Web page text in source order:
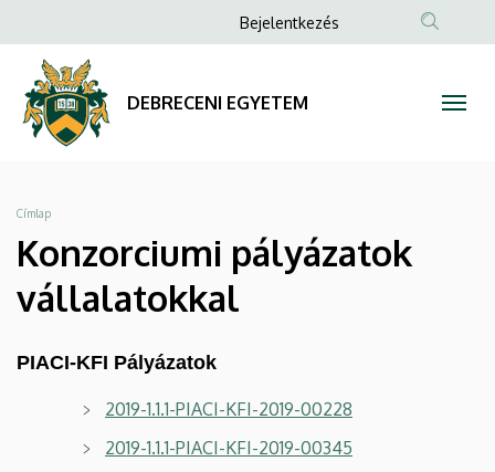
pályázatok
vállalatokkal
DEBRECENI
EGYETEM
a
tartalomra
Anonim
menüje
Bejelentkezés
DEBRECENI EGYETEM
Morzsa
Címlap
Konzorciumi pályázatok
vállalatokkal
PIACI-KFI Pályázatok
2019-1.1.1-PIACI-KFI-2019-00228
2019-1.1.1-PIACI-KFI-2019-00345